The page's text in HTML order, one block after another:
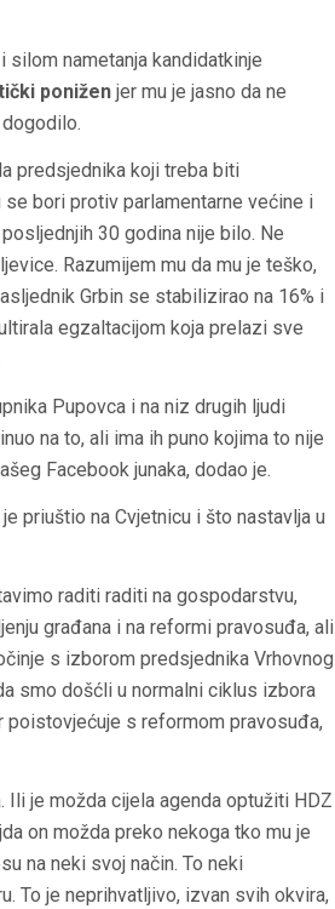
nametanja kandidatkinje
ponižen jer mu je jasno da ne
predsjednika koji treba biti
bori protiv parlamentarne većine i
30 godina nije bilo. Ne
Razumijem mu da mu je teško,
Grbin se stabilizirao na 16% i
egzaltacijom koja prelazi sve
Pupovca i na niz drugih ljudi
na to, ali ima ih puno kojima to nije
Facebook junaka, dodao je.
priuštio na Cvjetnicu i što nastavlja u
raditi raditi na gospodarstvu,
građana i na reformi pravosuđa, ali
s izborom predsjednika Vrhovnog
smo došćli u normalni ciklus izbora
s reformom pravosuđa,
je možda cijela agenda optužiti HDZ
on možda preko nekoga tko mu je
na neki svoj način. To neki
To je neprihvatljivo, izvan svih okvira,